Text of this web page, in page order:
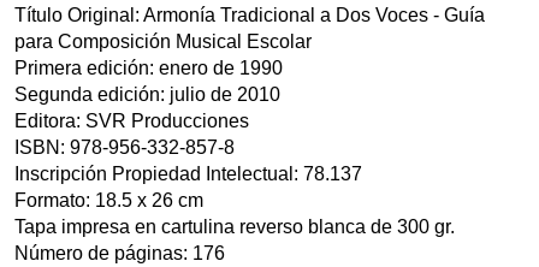
Título Original: Armonía Tradicional a Dos Voces - Guía
para Composición Musical Escolar
Primera edición: enero de 1990
Segunda edición: julio de 2010
Editora: SVR Producciones
ISBN: 978-956-332-857-8
Inscripción Propiedad Intelectual: 78.137
Formato: 18.5 x 26 cm
Tapa impresa en cartulina reverso blanca de 300 gr.
Número de páginas: 176